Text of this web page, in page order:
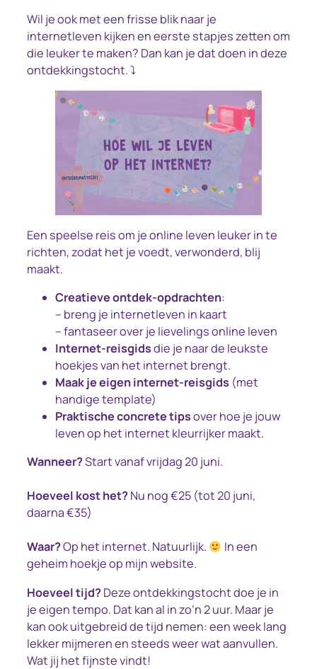
Wil je ook met een frisse blik naar je
internetleven kijken en eerste stapjes zetten om
die leuker te maken? Dan kan je dat doen in deze
ontdekkingstocht. ⤵
Een speelse reis om je online leven leuker in te
richten, zodat het je voedt, verwonderd, blij
maakt.
Creatieve ontdek-opdrachten:
– breng je internetleven in kaart
– fantaseer over je lievelings online leven
Internet-reisgidsdie je naar de leukste
hoekjes van het internet brengt.
Maak je eigen internet-reisgids (met
handige template)
Praktische concrete tipsover hoe je jouw
leven op het internet kleurrijker maakt.
Wanneer?Start vanaf vrijdag 20 juni.
Hoeveel kost het?Nu nog €25 (tot 20 juni,
daarna €35)
Waar?Op het internet. Natuurlijk.
In een
geheim hoekje op mijn website.
Hoeveel tijd?Deze ontdekkingstocht doe je in
je eigen tempo. Dat kan al in zo’n 2 uur. Maar je
kan ook uitgebreid de tijd nemen: een week lang
lekker mijmeren en steeds weer wat aanvullen.
Wat jij het fijnste vindt!